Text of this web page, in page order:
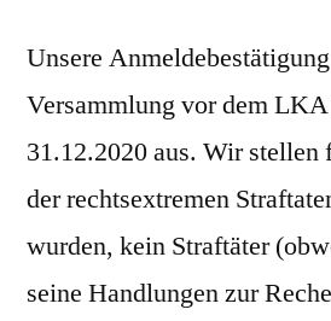
Unsere
Versammlung vor dem
31.12.2020 aus. Wir stellen
der rechtsextremen
wurden, kein Straftäter
seine Handlungen zur